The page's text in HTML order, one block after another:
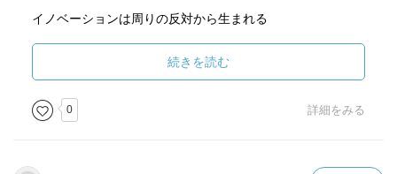
イノベーションは周りの反対から生まれる
ベニクラゲはテロメアをコントロールできているのか捕食
されない限り不老不死、5億年生きているものもいるという
続きを読む
0 詳細をみる